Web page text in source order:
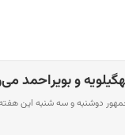
و بویراحمد
دوشنبه و سه شنبه این هفته